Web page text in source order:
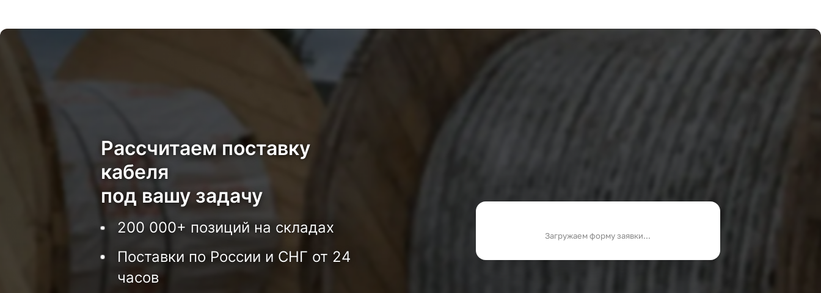
Рассчитаем поставку
кабеля
под вашу задачу
200 000+ позиций на складах
Поставки по России и СНГ от 24
часов
Загружаем форму заявки...